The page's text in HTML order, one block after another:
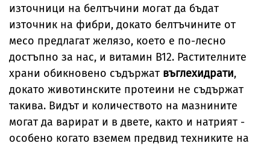
източници на белтъчини могат да бъдат
източник на фибри, докато белтъчините от
месо предлагат желязо, което е по-лесно
достъпно за нас, и витамин В12. Растителните
храни обикновено съдържат въглехидрати,
докато животинските протеини не съдържат
такива. Видът и количеството на мазнините
могат да варират и в двете, както и натрият -
особено когато вземем предвид техниките на